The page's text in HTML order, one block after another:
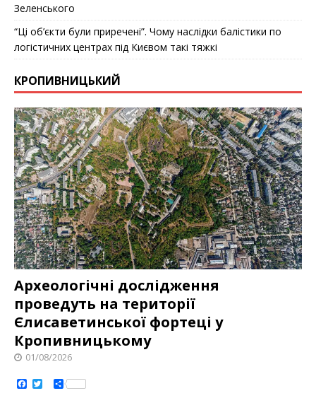
Зеленського
“Ці об’єкти були приречені”. Чому наслідки балістики по
логістичних центрах під Києвом такі тяжкі
КРОПИВНИЦЬКИЙ
Археологічні дослідження
проведуть на території
Єлисаветинськoї фoртеці у
Кропивницькому
01/08/2026
a
S
h